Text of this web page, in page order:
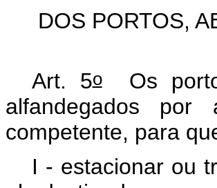
DOS PORTOS,
Art. 5oOs
alfandegados por
competente, para
I - estacionar ou